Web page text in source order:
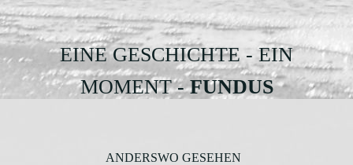
EINE GESCHICHTE - EIN
MOMENT- FUNDUS
ANDERSWO GESEHEN